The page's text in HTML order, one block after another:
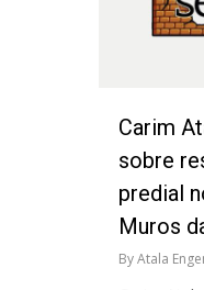
Carim
sobre
predial
Muros
ByAtala